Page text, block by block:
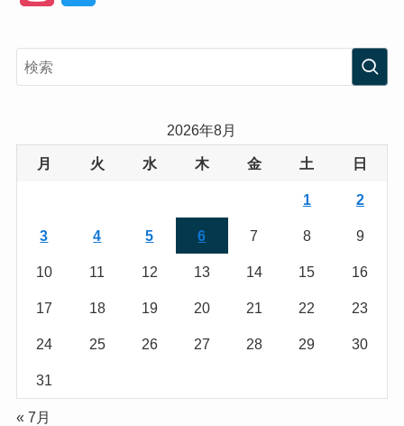
e
2026年8月
月 火 水 木 金 土 日
1 2
3 4 5 6 7 8 9
10 11 12 13 14 15 16
17 18 19 20 21 22 23
24 25 26 27 28 29 30
31
« 7月